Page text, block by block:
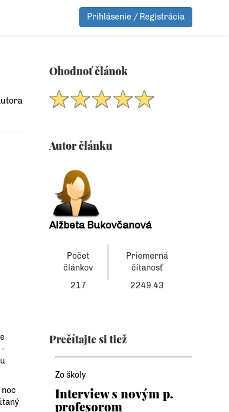
Prihlásenie / Registrácia
-
Ohodnoť článok
Autor článku
Alžbeta Bukovčanová
Počet
článkov
Priemerná
čítanosť
217
2249.43
Prečítajte si tiež
Zo školy
Interview s novým p.
profesorom